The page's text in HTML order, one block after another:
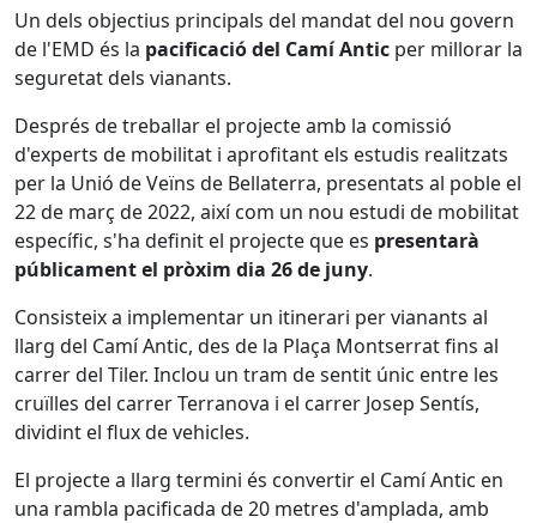
Un dels objectius principals del mandat del nou govern
de l'EMD és la pacificació del Camí Antic per millorar la
seguretat dels vianants.
Després de treballar el projecte amb la comissió
d'experts de mobilitat i aprofitant els estudis realitzats
per la Unió de Veïns de Bellaterra, presentats al poble el
22 de març de 2022, així com un nou estudi de mobilitat
específic, s'ha definit el projecte que es presentarà
públicament el pròxim dia 26 de juny.
Consisteix a implementar un itinerari per vianants al
llarg del Camí Antic, des de la Plaça Montserrat fins al
carrer del Tiler. Inclou un tram de sentit únic entre les
cruïlles del carrer Terranova i el carrer Josep Sentís,
dividint el flux de vehicles.
El projecte a llarg termini és convertir el Camí Antic en
una rambla pacificada de 20 metres d'amplada, amb